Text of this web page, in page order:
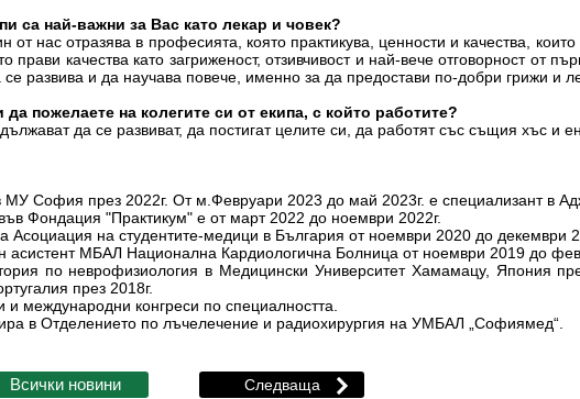
са най-важни за Вас като лекар и човек?
от нас отразява в професията, която практикува, ценности и качества,
прави качества като загриженост, отзивчивост и най-вече отговорност от
развива и да научава повече, именно за да предостави по-добри грижи и
да пожелаете на колегите си от екипа, с който работите?
да се развиват, да постигат целите си, да работят със същия хъс и
София през 2022г. От м.Февруари 2023 до май 2023г. е специализант в
Фондация "Практикум" е от март 2022 до ноември 2022г.
Асоциация на студентите-медици в България от ноември 2020 до декември
асистент МБАЛ Национална Кардиологична Болница от ноември 2019 до
по неврофизиология в Медицински Университет Хамамацу, Япония
през 2018г.
и международни конгреси по специалността.
в Отделението по лъчелечение и радиохирургия на УМБАЛ „Софиямед“.